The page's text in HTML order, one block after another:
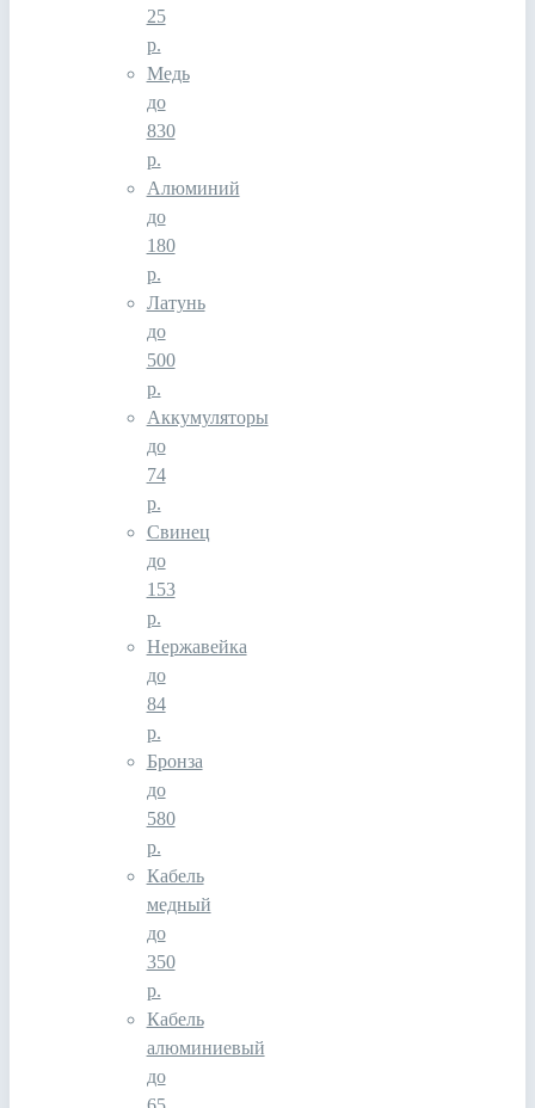
25
р.
Медь
до
830
р.
Алюминий
до
180
р.
Латунь
до
500
р.
Аккумуляторы
до
74
р.
Свинец
до
153
р.
Нержавейка
до
84
р.
Бронза
до
580
р.
Кабель
медный
до
350
р.
Кабель
алюминиевый
до